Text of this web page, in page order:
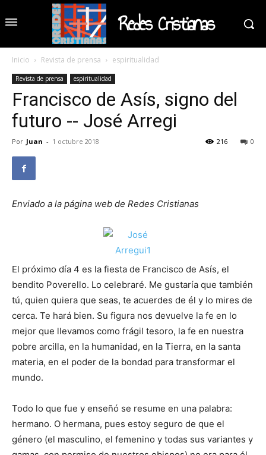
Redes Cristianas
Inicio Revista de prensa espiritualidad
Revista de prensa espiritualidad
Francisco de Asís, signo del
futuro -- José Arregi
Por Juan - 1 octubre 2018 0
216
Enviado a la página web de Redes Cristianas
El próximo día 4 es la fiesta de Francisco de Asís, el
bendito Poverello. Lo celebraré. Me gustaría que también
tú, quien quiera que seas, te acuerdes de él y lo mires de
cerca. Te hará bien. Su figura nos devuelve la fe en lo
mejor que llevamos como frágil tesoro, la fe en nuestra
pobre arcilla, en la humanidad, en la Tierra, en la santa
materia, en el poder de la bondad para transformar el
mundo.
Todo lo que fue y enseñó se resume en una palabra:
hermano. O hermana, pues estoy seguro de que el
género (el masculino, el femenino y todas sus variantes y